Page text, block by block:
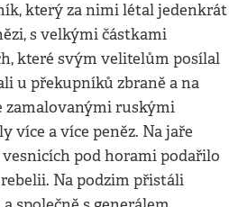
který za nimi létal jedenkrát
s velkými částkami
které svým velitelům posílal
u překupníků zbraně a na
zamalovanými ruskými
více a více peněz. Na jaře
pod horami podařilo
Na podzim přistáli